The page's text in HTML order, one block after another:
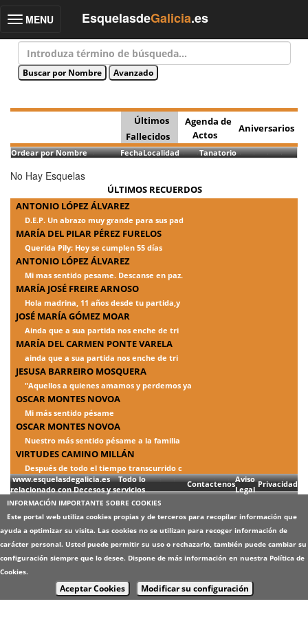
Toggle
MENU EsquelasdeGalicia.es
Últimos
Fallecidos
Agenda de
Actos
Aniversarios
Ordear por Nombre FechaLocalidad Tanatorio
No Hay Esquelas
ÚLTIMOS RECUERDOS
ANTONIO LÓPEZ ÁLVAREZ
D.E.P. Un abrazo muy grande para sus pad
MARÍA DEL PILAR PÉREZ FURELOS
Querida Pily: Hoy se cumplen 55 días
ANTONIO LÓPEZ ÁLVAREZ
Mi mas sentido pesame. Descanse en paz.
MARÍA JOSÉ FREIRE ARNOSO
Hola madrina, 11 años desde tu partida,y
JOSÉ MARÍA GÓMEZ MOAR
Ainda que a sua partida nos enche de tri
MARÍA DEL CARMEN PONTE VARELA
ainda que a sua partida nos enche de tri
JESUSA BARREIRO MOSQUERA
"Aquellos a quienes amamos y perdemos ya
OSCAR MONTES NOVOA
Mi más sentido pésame
OSCAR MONTES NOVOA
Nuestro más sentido pésame a la familia
VIRTUDES CAMINO MILLÁN
Después de todo el tiempo transcurrido c
www.esquelasdegalicia.es Todo lo
relacionado con Decesos y servicios
ContactenosAviso
Legal
Privacidad
INFORMACIÓN IMPORTANTE SOBRE COOKIES
Este portal web utiliza cookies propias y de terceros para recopilar información que
ayuda a optimizar su visita. Las cookies no se utilizan para recoger información de
carácter personal. Usted puede permitir su uso o rechazarlo, también puede cambiar su
configuración siempre que lo desee. Dispone de más información en nuestra Política de
Cookies.